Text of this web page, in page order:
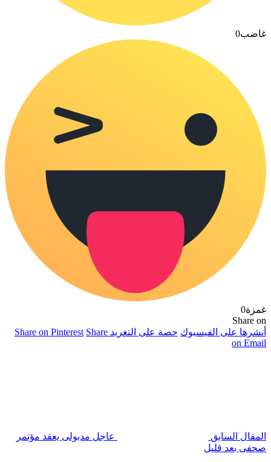
غاضب0
غمزة0
Share on
أنشرها على الفيسبوك حصة على التغريد Share on Pinterest Share
on Email
المقال السابق
عاجل مدبولى يعقد مؤتمر
صحفى بعد قليل